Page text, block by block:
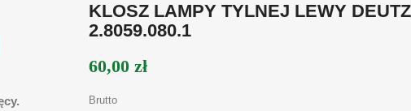
KLOSZ LAMPY TYLNEJ LEWY
2.8059.080.1
60,00 zł
Brutto